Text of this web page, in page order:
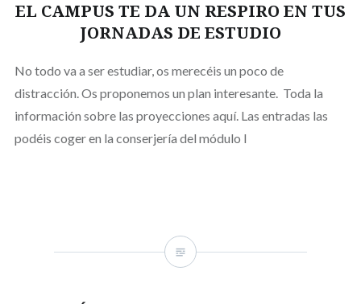
EL CAMPUS TE DA UN RESPIRO EN TUS
JORNADAS DE ESTUDIO
No todo va a ser estudiar, os merecéis un poco de
distracción. Os proponemos un plan interesante. Toda la
información sobre las proyecciones aquí. Las entradas las
podéis coger en la conserjería del módulo I